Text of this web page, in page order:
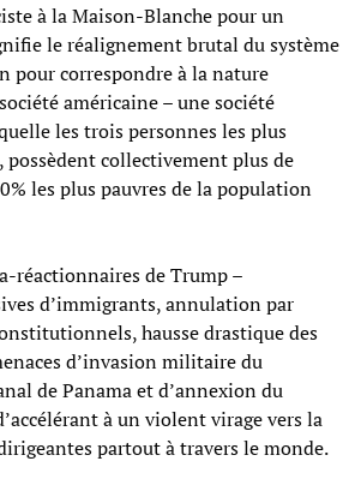
à la Maison-Blanche pour un
le réalignement brutal du système
pour correspondre à la nature
américaine – une société
les trois personnes les plus
possèdent collectivement plus de
les plus pauvres de la population
réactionnaires de Trump –
d’immigrants, annulation par
hausse drastique des
d’invasion militaire du
de Panama et d’annexion du
à un violent virage vers la
partout à travers le monde.